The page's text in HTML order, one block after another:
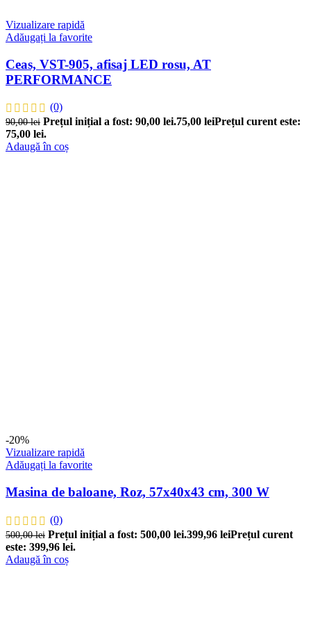
Vizualizare rapidă
Adăugați la favorite
Ceas, VST-905, afisaj LED rosu, AT
PERFORMANCE
(0)
90,00lei Prețul inițial a fost: 90,00 lei.75,00 leiPrețul curent este:
75,00 lei.
Adaugă în coș
-20%
Vizualizare rapidă
Adăugați la favorite
Masina de baloane, Roz, 57x40x43 cm, 300 W
(0)
500,00lei Prețul inițial a fost: 500,00 lei.399,96 leiPrețul curent
este: 399,96 lei.
Adaugă în coș